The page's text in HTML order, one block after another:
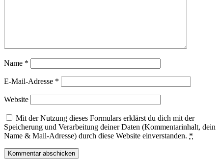
Name *
E-Mail-Adresse *
Website
Mit der Nutzung dieses Formulars erklärst du dich mit der
Speicherung und Verarbeitung deiner Daten (Kommentarinhalt, dein
Name & Mail-Adresse) durch diese Website einverstanden. *